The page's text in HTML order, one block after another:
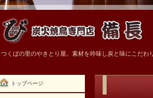
つくばの里のやきとり屋。素材を吟味し炭と味にこだわ
トップページ